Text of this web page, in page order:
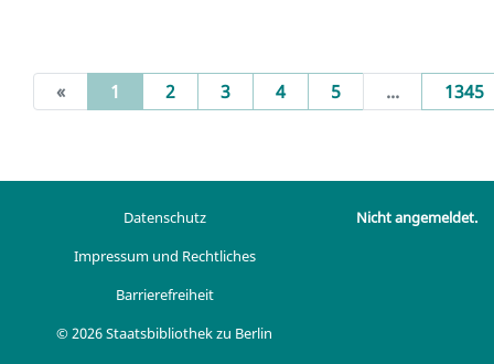
« 1 (current)
2 3 4 5 ... 1345
Datenschutz
Impressum und Rechtliches
Barrierefreiheit
© 2026 Staatsbibliothek zu Berlin
Nicht angemeldet.